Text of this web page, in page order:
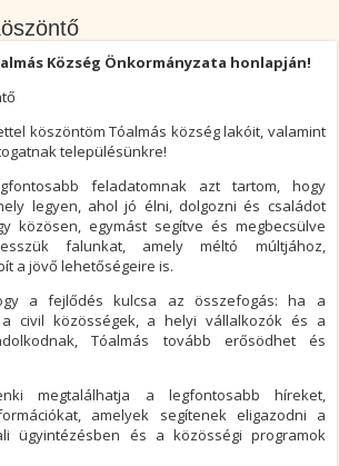
Község Önkormányzata honlapján!
köszöntöm Tóalmás község lakóit, valamint
településünkre!
feladatomnak azt tartom, hogy
legyen, ahol jó élni, dolgozni és családot
közösen, egymást segítve és megbecsülve
falunkat, amely méltó múltjához,
a jövő lehetőségeire is.
a fejlődés kulcsa az összefogás: ha a
civil közösségek, a helyi vállalkozók és a
Tóalmás tovább erősödhet és
megtalálhatja a legfontosabb híreket,
amelyek segítenek eligazodni a
ügyintézésben és a közösségi programok